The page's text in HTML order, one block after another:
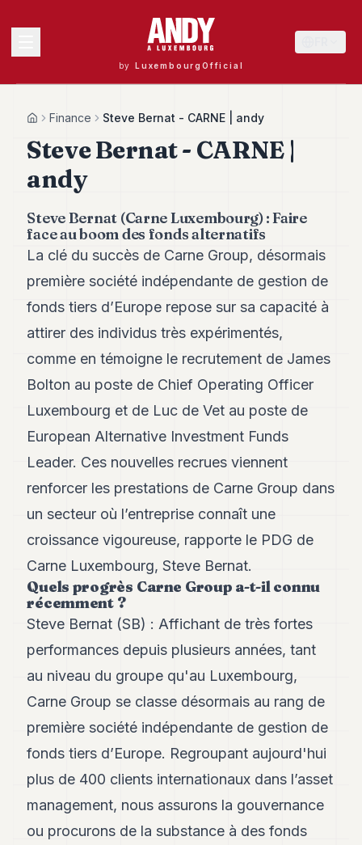
by LuxembourgOfficial
Andy
40
Andy
39
Andy
38
Andy
37
Andy
Andy
35
34
Andy
33
Andy
Andy
31
30
Andy
28
Andy
27
Andy
26
Andy
24
23
Andy
22
Andy
Andy
19
18
Andy
16
HomeFinance Steve Bernat - CARNE | andy
Steve Bernat - CARNE |
andy
Steve Bernat (Carne Luxembourg) : Faire
face au boom des fonds alternatifs
La clé du succès de Carne Group, désormais
première société indépendante de gestion de
fonds tiers d’Europe repose sur sa capacité à
attirer des individus très expérimentés,
comme en témoigne le recrutement de James
Bolton au poste de Chief Operating Officer
Luxembourg et de Luc de Vet au poste de
European Alternative Investment Funds
Leader. Ces nouvelles recrues viennent
renforcer les prestations de Carne Group dans
un secteur où l’entreprise connaît une
croissance vigoureuse, rapporte le PDG de
Carne Luxembourg, Steve Bernat.
Quels progrès Carne Group a-t-il connu
récemment ?
Steve Bernat (SB) : Affichant de très fortes
performances depuis plusieurs années, tant
au niveau du groupe qu'au Luxembourg,
Carne Group se classe désormais au rang de
première société indépendante de gestion de
fonds tiers d’Europe. Regroupant aujourd'hui
plus de 400 clients internationaux dans l’asset
management, nous assurons la gouvernance
ou procurons de la substance à des fonds